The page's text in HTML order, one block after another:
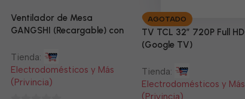
Ventilador de Mesa
GANGSHI (Recargable) con
Tienda:
Electrodomésticos y Más
(Privincia)
AGOTADO
TV TCL 32” 720P Full HD
(Google TV)
Tienda:
Electrodomésticos y Más